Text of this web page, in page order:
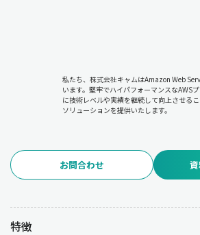
私たち、株式会社キャムはAmazon Web
います。堅牢でハイパフォーマンスなAWS
に技術レベルや実績を継続して向上させる
ソリューションを提供いたします。
お問合わせ
特徴